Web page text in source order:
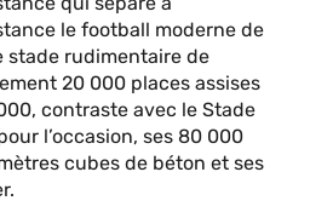
le football moderne de
stade rudimentaire de
20 000 places assises
contraste avec le Stade
l’occasion, ses 80 000
cubes de béton et ses